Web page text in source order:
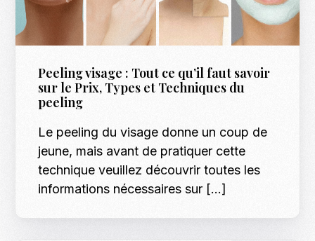
Peeling visage : Tout ce qu’il faut savoir
sur le Prix, Types et Techniques du
peeling
Le peeling du visage donne un coup de
jeune, mais avant de pratiquer cette
technique veuillez découvrir toutes les
informations nécessaires sur […]